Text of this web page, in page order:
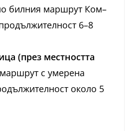
билния маршрут Ком–
6–8
(през местността
маршрут с умерена
около 5